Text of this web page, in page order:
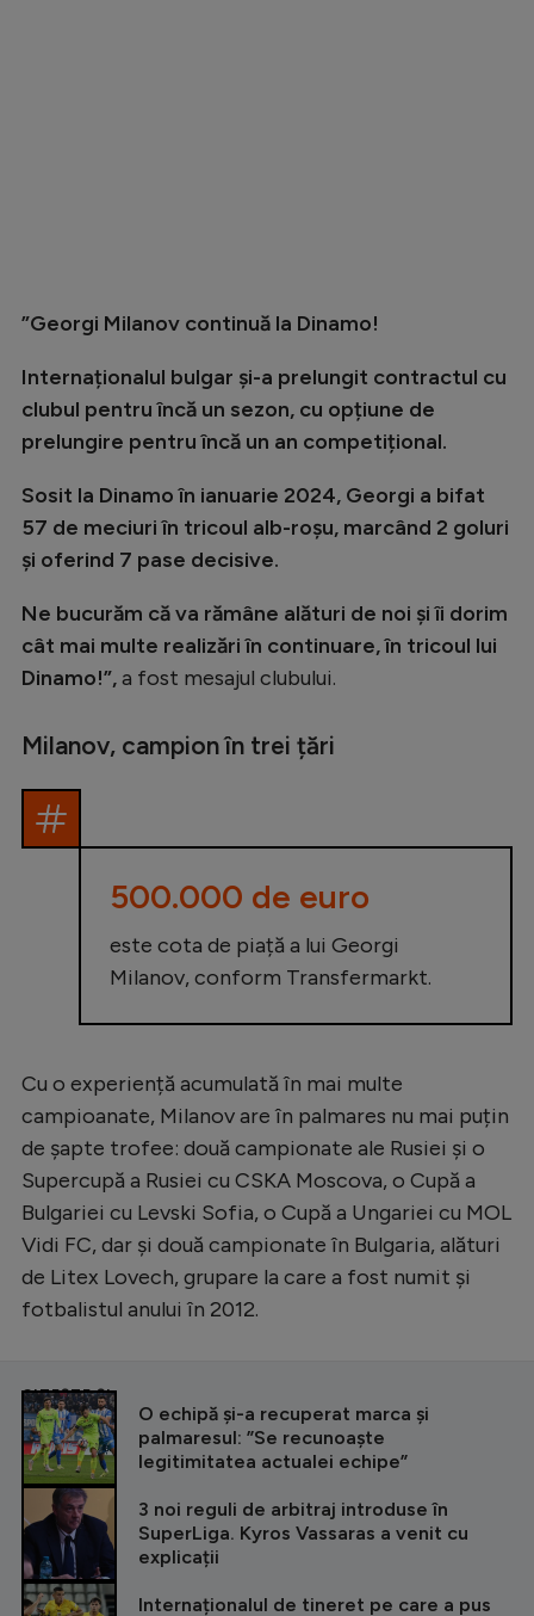
”Georgi Milanov continuă la Dinamo!
Internaționalul bulgar și-a prelungit contractul cu
clubul pentru încă un sezon, cu opțiune de
prelungire pentru încă un an competițional.
Sosit la Dinamo în ianuarie 2024, Georgi a bifat
57 de meciuri în tricoul alb-roșu, marcând 2 goluri
și oferind 7 pase decisive.
Ne bucurăm că va rămâne alături de noi și îi dorim
cât mai multe realizări în continuare, în tricoul lui
Dinamo!”,a fost mesajul clubului.
Milanov, campion în trei țări
500.000 de euro
este cota de piață a lui Georgi
Milanov, conform Transfermarkt.
Cu o experiență acumulată în mai multe
campioanate, Milanov are în palmares nu mai puțin
de șapte trofee: două campionate ale Rusiei și o
Supercupă a Rusiei cu CSKA Moscova, o Cupă a
Bulgariei cu Levski Sofia, o Cupă a Ungariei cu MOL
Vidi FC, dar și două campionate în Bulgaria, alături
de Litex Lovech, grupare la care a fost numit și
fotbalistul anului în 2012.
CITEȘTE ȘI
O echipă și-a recuperat marca și
palmaresul: ”Se recunoaște
legitimitatea actualei echipe”
3 noi reguli de arbitraj introduse în
SuperLiga. Kyros Vassaras a venit cu
explicații
Internaționalul de tineret pe care a pus